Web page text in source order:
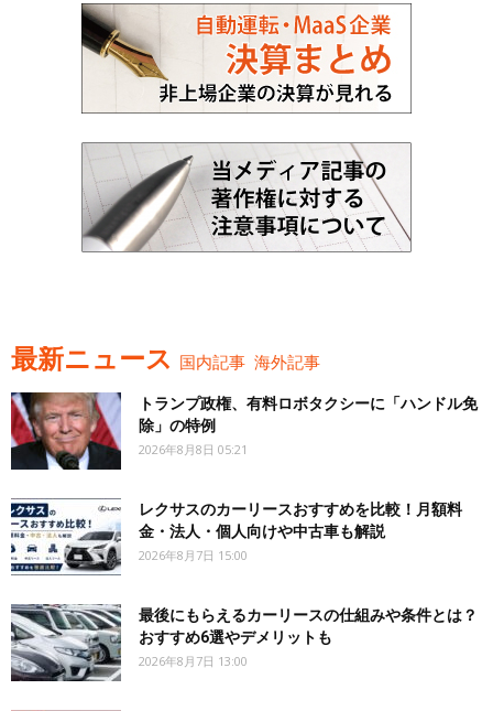
最新ニュース 国内記事 海外記事
トランプ政権、有料ロボタクシーに「ハンドル免
除」の特例
2026年8月8日 05:21
レクサスのカーリースおすすめを比較！月額料
金・法人・個人向けや中古車も解説
2026年8月7日 15:00
最後にもらえるカーリースの仕組みや条件とは？
おすすめ6選やデメリットも
2026年8月7日 13:00